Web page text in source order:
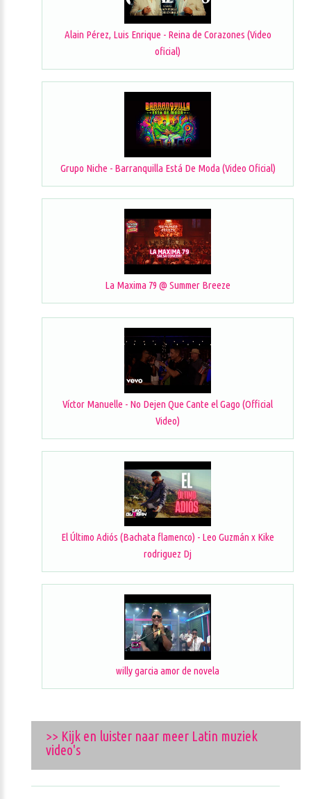
Alain Pérez, Luis Enrique - Reina de Corazones (Video
oficial)
Grupo Niche - Barranquilla Está De Moda (Video Oficial)
La Maxima 79 @ Summer Breeze
Víctor Manuelle - No Dejen Que Cante el Gago (Official
Video)
El Último Adiós (Bachata flamenco) - Leo Guzmán x Kike
rodriguez Dj
willy garcia amor de novela
>> Kijk en luister naar meer Latin muziek
video's